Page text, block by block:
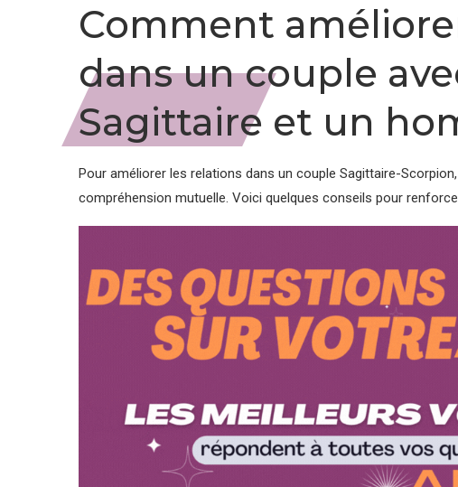
Comment
dans un couple
Sagittaire et un
Pour améliorer les relations dans un couple Sagittaire-
compréhension mutuelle. Voici quelques conseils pour